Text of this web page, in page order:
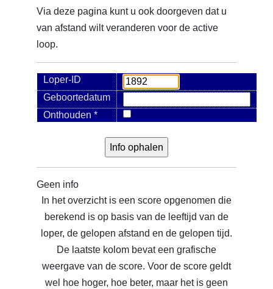
Via deze pagina kunt u ook doorgeven dat u
van afstand wilt veranderen voor de active
loop.
Loper-ID
Geboortedatum
Onthouden *
Geen info
In het overzicht is een score opgenomen die
berekend is op basis van de leeftijd van de
loper, de gelopen afstand en de gelopen tijd.
De laatste kolom bevat een grafische
weergave van de score. Voor de score geldt
wel hoe hoger, hoe beter, maar het is geen